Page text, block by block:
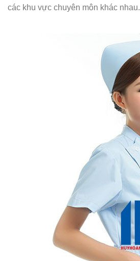
các khu vực chuyên môn khác nhau.